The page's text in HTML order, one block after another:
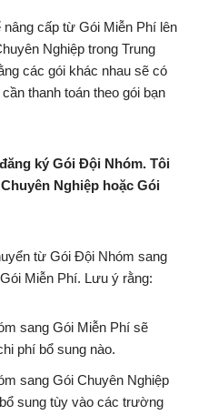
cấp từ Gói Miễn Phí lên
Nghiệp trong Trung
các gói khác nhau sẽ có
thanh toán theo gói bạn
ký Gói Đội Nhóm. Tôi
Nghiệp hoặc Gói
từ Gói Đội Nhóm sang
Miễn Phí. Lưu ý rằng:
sang Gói Miễn Phí sẽ
phí bổ sung nào.
sang Gói Chuyên Nghiệp
sung tùy vào các trường